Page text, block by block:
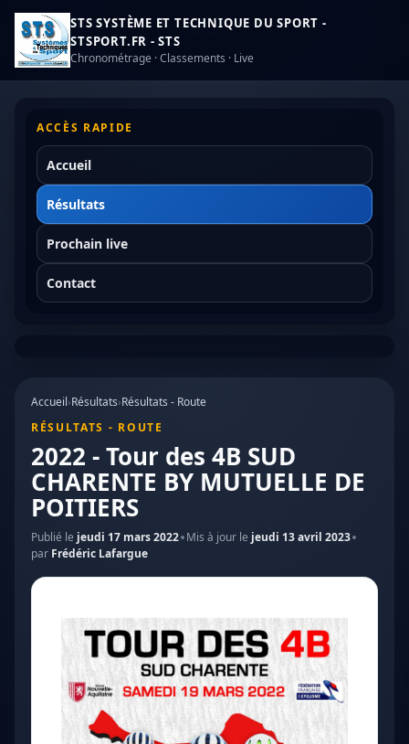
STS SYSTÈME ET TECHNIQUE DU SPORT -
STSPORT.FR - STS
Chronométrage · Classements · Live
ACCÈS RAPIDE
Accueil
Résultats
Prochain live
Contact
Accueil›Résultats›Résultats - Route
RÉSULTATS - ROUTE
2022 - Tour des 4B SUD
CHARENTE BY MUTUELLE DE
POITIERS
Publié le jeudi 17 mars 2022 Mis à jour le jeudi 13 avril 2023
par Frédéric Lafargue